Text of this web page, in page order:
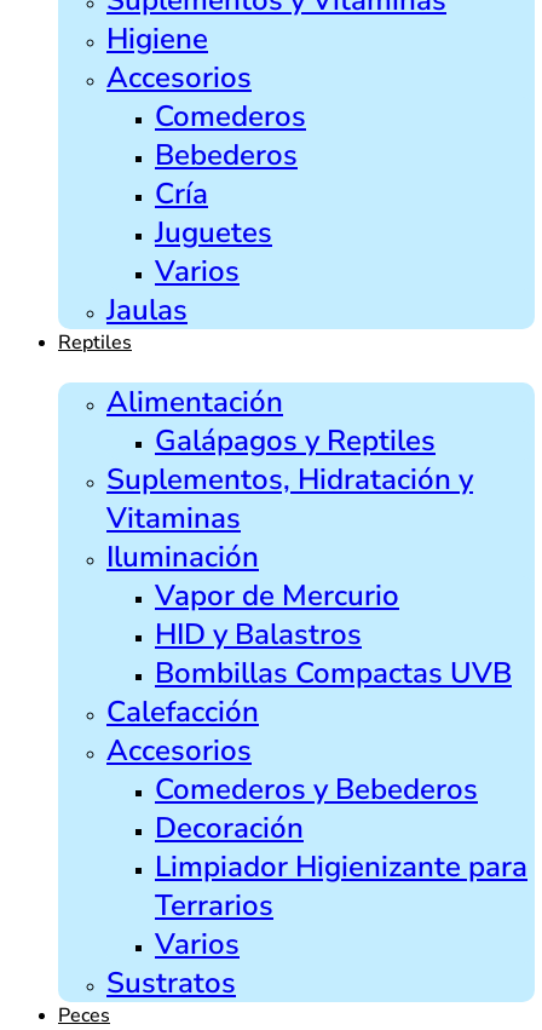
Higiene
Accesorios
Comederos
Bebederos
Cría
Juguetes
Varios
Jaulas
Reptiles
Alimentación
Galápagos y Reptiles
Suplementos, Hidratación y
Vitaminas
Iluminación
Vapor de Mercurio
HID y Balastros
Bombillas Compactas UVB
Calefacción
Accesorios
Comederos y Bebederos
Decoración
Limpiador Higienizante para
Terrarios
Varios
Sustratos
Peces